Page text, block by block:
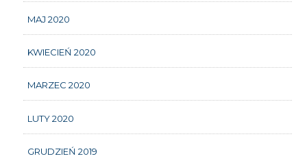
MAJ 2020
KWIECIEŃ 2020
MARZEC 2020
LUTY 2020
GRUDZIEŃ 2019